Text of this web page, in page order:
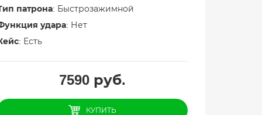
патрона: Быстрозажимной
удара: Нет
: Есть
7590руб.
КУПИТЬ